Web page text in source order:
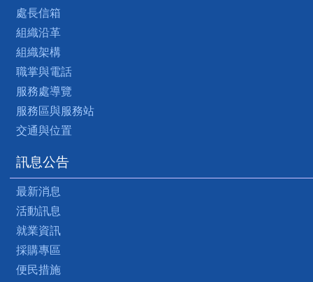
處長信箱
組織沿革
組織架構
職掌與電話
服務處導覽
服務區與服務站
交通與位置
訊息公告
最新消息
活動訊息
就業資訊
採購專區
便民措施